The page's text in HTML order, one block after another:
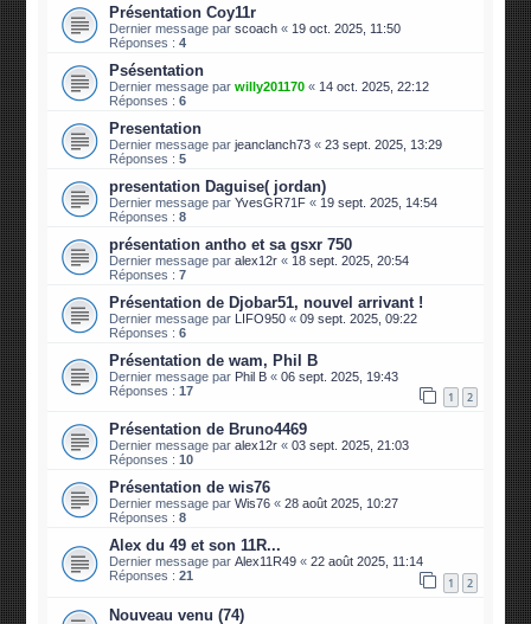
Présentation Coy11r
Dernier message parscoach « 19 oct. 2025, 11:50
Réponses :4
Psésentation
Dernier message parwilly201170 « 14 oct. 2025, 22:12
Réponses :6
Presentation
Dernier message parjeanclanch73 «23 sept. 2025, 13:29
Réponses :5
presentation Daguise( jordan)
Dernier message parYvesGR71F « 19 sept. 2025, 14:54
Réponses :8
présentation antho et sa gsxr 750
Dernier message paralex12r « 18 sept. 2025, 20:54
Réponses :7
Présentation de Djobar51, nouvel arrivant !
Dernier message par LIFO950 «09 sept. 2025, 09:22
Réponses :6
Présentation de wam, Phil B
Dernier message par Phil B «06 sept. 2025, 19:43
Réponses :17 1 2
Présentation de Bruno4469
Dernier message paralex12r «03 sept. 2025, 21:03
Réponses :10
Présentation de wis76
Dernier message parWis76 «28 août 2025, 10:27
Réponses :8
Alex du 49 et son 11R...
Dernier message parAlex11R49 «22 août 2025, 11:14
Réponses :21 1 2
Nouveau venu (74)